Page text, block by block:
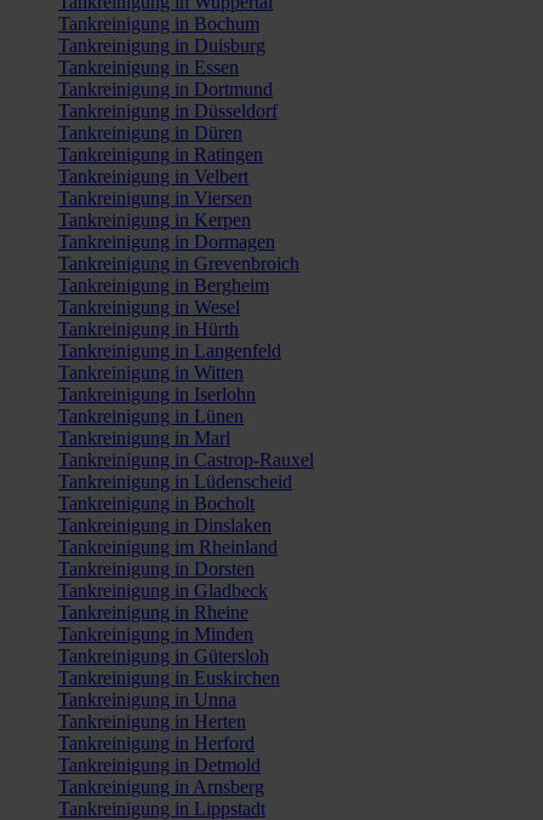
Tankreinigung in Bochum
Tankreinigung in Duisburg
Tankreinigung in Essen
Tankreinigung in Dortmund
Tankreinigung in Düsseldorf
Tankreinigung in Düren
Tankreinigung in Ratingen
Tankreinigung in Velbert
Tankreinigung in Viersen
Tankreinigung in Kerpen
Tankreinigung in Dormagen
Tankreinigung in Grevenbroich
Tankreinigung in Bergheim
Tankreinigung in Wesel
Tankreinigung in Hürth
Tankreinigung in Langenfeld
Tankreinigung in Witten
Tankreinigung in Iserlohn
Tankreinigung in Lünen
Tankreinigung in Marl
Tankreinigung in Castrop-Rauxel
Tankreinigung in Lüdenscheid
Tankreinigung in Bocholt
Tankreinigung in Dinslaken
Tankreinigung im Rheinland
Tankreinigung in Dorsten
Tankreinigung in Gladbeck
Tankreinigung in Rheine
Tankreinigung in Minden
Tankreinigung in Gütersloh
Tankreinigung in Euskirchen
Tankreinigung in Unna
Tankreinigung in Herten
Tankreinigung in Herford
Tankreinigung in Detmold
Tankreinigung in Arnsberg
Tankreinigung in Lippstadt